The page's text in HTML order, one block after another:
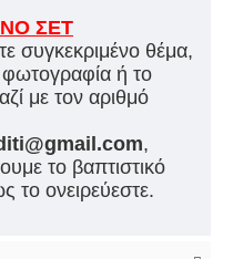
ΣΕΤ
συγκεκριμένο θέμα,
φωτογραφία ή το
με τον αριθμό
,
το βαπτιστικό
το ονειρεύεστε.